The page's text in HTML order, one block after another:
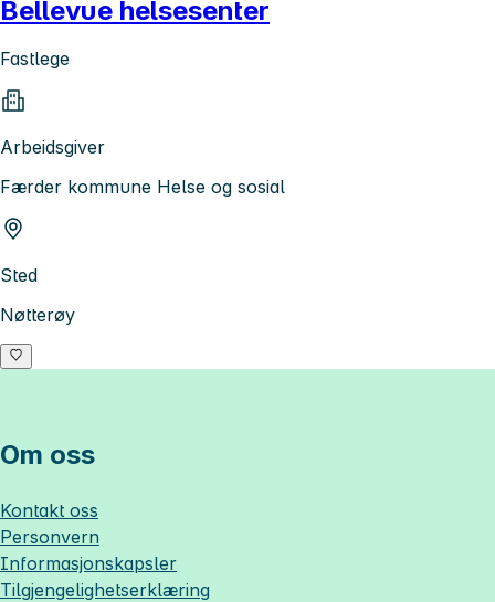
Bellevue helsesenter
Fastlege
Arbeidsgiver
Færder kommune Helse og sosial
Sted
Nøtterøy
Om oss
Kontakt oss
Personvern
Informasjonskapsler
Tilgjengelighetserklæring